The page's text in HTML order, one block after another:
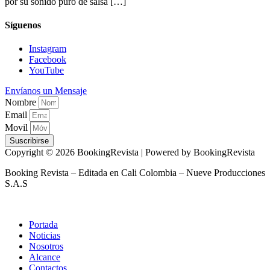
Síguenos
Instagram
Facebook
YouTube
Envíanos un Mensaje
Nombre
Email
Movil
Suscribirse
Copyright © 2026 BookingRevista | Powered by BookingRevista
Booking Revista – Editada en Cali Colombia – Nueve Producciones
S.A.S
Portada
Noticias
Nosotros
Alcance